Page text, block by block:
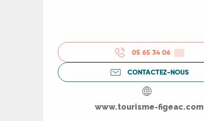
05 65 34 06 ▒▒
CONTACTEZ-NOUS
www.tourisme-figeac.com